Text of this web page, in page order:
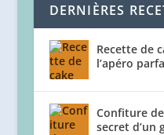
DERNIÈRES
Recette de
l’apéro
Confiture
secret d’un